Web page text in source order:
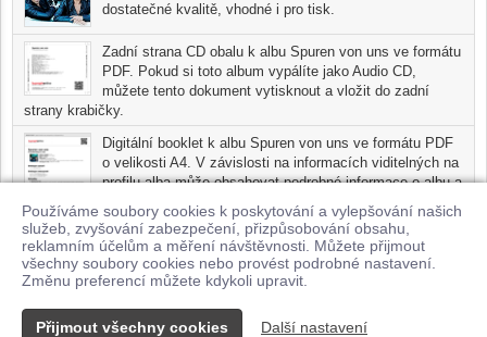
Používáme soubory cookies k poskytování a vylepšování našich
služeb, zvyšování zabezpečení, přizpůsobování obsahu,
reklamním účelům a měření návštěvnosti. Můžete přijmout
všechny soubory cookies nebo provést podrobné nastavení.
Změnu preferencí můžete kdykoli upravit.
Přijmout všechny cookies Další nastavení
dostatečné kvalitě, vhodné i pro tisk.
Zadní strana CD obalu k albu Spuren von uns ve formátu
PDF. Pokud si toto album vypálíte jako Audio CD,
můžete tento dokument vytisknout a vložit do zadní
strany krabičky.
Digitální booklet k albu Spuren von uns ve formátu PDF
o velikosti A4. V závislosti na informacích viditelných na
profilu alba může obsahovat podrobné informace o albu a
jednotlivých skladbách, včetně seznamu participujících
umělců, přesného data a místa nahrání pro každou ze
skladeb. Digitální booklet je tisknutelnou variantou profilu alba.
Pro možnost stažení doprovodných materiálů je nutné mít zakoupenu
minimálně jednu skladbu z tohoto alba.